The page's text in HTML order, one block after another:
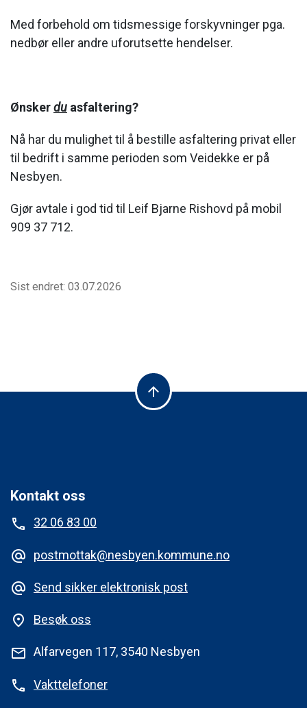
Med forbehold om tidsmessige forskyvninger pga.
nedbør eller andre uforutsette hendelser.
Ønskerdu asfaltering?
Nå har du mulighet til å bestille asfaltering privat eller
til bedrift i samme perioden som Veidekke er på
Nesbyen.
Gjør avtale i god tid til Leif Bjarne Rishovd på mobil
909 37 712.
Sist endret: 03.07.2026
arrow_upward
Kontakt oss
phone
32 06 83 00
alternate_email postmottak@nesbyen.kommune.no
alternate_email Send sikker elektronisk post
place Besøk oss
mail Alfarvegen 117, 3540 Nesbyen
phone Vakttelefoner